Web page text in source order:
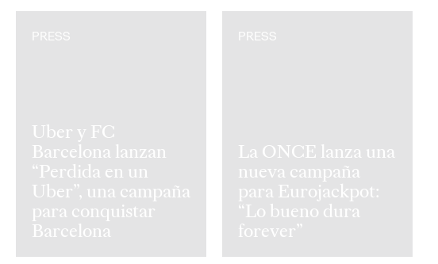
PRESS
Uber y FC
Barcelona lanzan
“Perdida en un
Uber”, una campaña
para conquistar
Barcelona
PRESS
La ONCE lanza una
nueva campaña
para Eurojackpot:
“Lo bueno dura
forever”